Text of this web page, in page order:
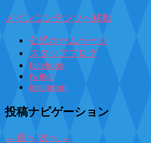
メインコンテンツへ移動
公式ホームページ
スタッフブログ
facebook
twitter
instagram
投稿ナビゲーション
← 前へ 次へ →